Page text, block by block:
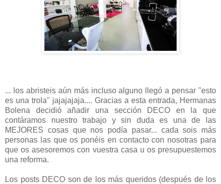
... los abristeis aún más incluso alguno llegó a pensar "esto
es una trola" jajajajaja.... Gracias a esta entrada, Hermanas
Bolena decidió añadir una sección DECO en la que
contáramos nuestro trabajo y sin duda es una de las
MEJORES cosas que nos podía pasar... cada sois más
personas las que os ponéis en contacto con nosotras para
que os asesoremos con vuestra casa u os presupuestemos
una reforma.
Los posts DECO son de los más queridos (después de los